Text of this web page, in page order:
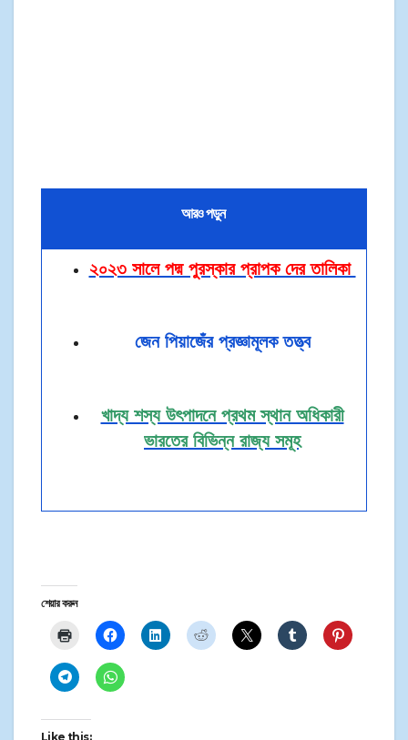
আরও পড়ুন
২০২৩ সালে পদ্ম পুরস্কার প্রাপক দের তালিকা
জেন পিয়াজেঁর প্রজ্ঞামূলক তত্ত্ব
খাদ্য শস্য উৎপাদনে প্রথম স্থান অধিকারী
ভারতের বিভিন্ন রাজ্য সমূহ
শেয়ার করুন
Like this: